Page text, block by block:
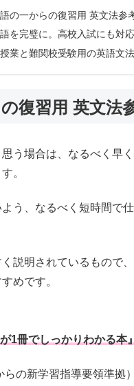
の一からの復習用 英文法参
を完璧に。高校入試にも対
業と難関校受験用の英語文
復習用 英文法
う場合は、なるべく早
。
う、なるべく短時間で
説明されているもので
めです。
1冊でしっかりわかる本』
の新学習指導要領準拠